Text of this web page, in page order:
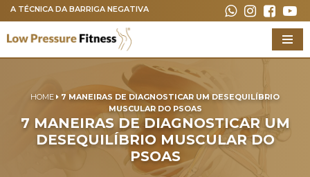
A TÉCNICA DA BARRIGA NEGATIVA
Pular
HOME
7 MANEIRAS DE DIAGNOSTICAR UM DESEQUILÍBRIO
MUSCULAR DO PSOAS
7 MANEIRAS DE DIAGNOSTICAR UM
DESEQUILÍBRIO MUSCULAR DO
PSOAS